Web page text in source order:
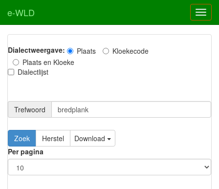
e-WLD
Dialectweergave: Plaats
Kloekecode
Plaats en Kloeke
Dialectlijst
Trefwoord
Download
Per pagina